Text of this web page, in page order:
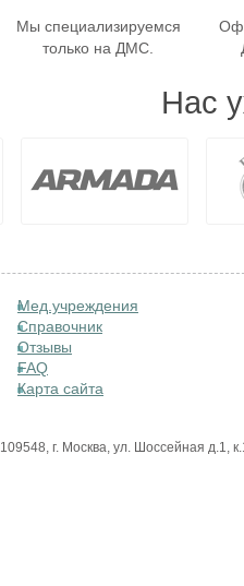
Мы специализируемся
только на ДМС.
Нас
Мед.учреждения
Справочник
Отзывы
FAQ
Карта сайта
109548, г. Москва, ул. Шоссейная д.1,